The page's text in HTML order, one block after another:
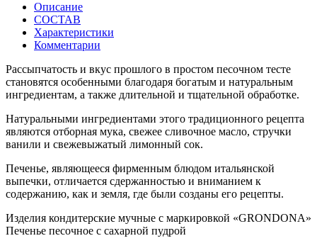
Описание
СОСТАВ
Характеристики
Комментарии
Рассыпчатость и вкус прошлого в простом песочном тесте
становятся особенными благодаря богатым и натуральным
ингредиентам, а также длительной и тщательной обработке.
Натуральными ингредиентами этого традиционного рецепта
являются отборная мука, свежее сливочное масло, стручки
ванили и свежевыжатый лимонный сок.
Печенье, являющееся фирменным блюдом итальянской
выпечки, отличается сдержанностью и вниманием к
содержанию, как и земля, где были созданы его рецепты.
Изделия кондитерские мучные с маркировкой «GRONDONA»
Печенье песочное с сахарной пудрой